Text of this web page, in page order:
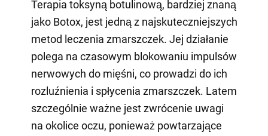
Terapia toksyną botulinową, bardziej znaną
jako Botox, jest jedną z najskuteczniejszych
metod leczenia zmarszczek. Jej działanie
polega na czasowym blokowaniu impulsów
nerwowych do mięśni, co prowadzi do ich
rozluźnienia i spłycenia zmarszczek. Latem
szczególnie ważne jest zwrócenie uwagi
na okolice oczu, ponieważ powtarzające